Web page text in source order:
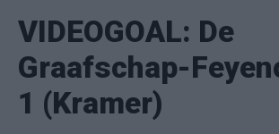
VIDEOGOAL: De
Graafschap-
1 (Kramer)